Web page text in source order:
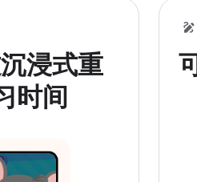
浸式重
时间